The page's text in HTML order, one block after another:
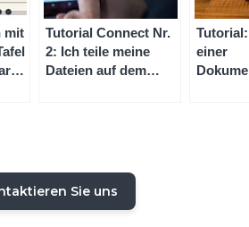
mit
Tutorial Connect Nr.
2: Ich teile meine
Dateien auf dem
einer
Sie uns